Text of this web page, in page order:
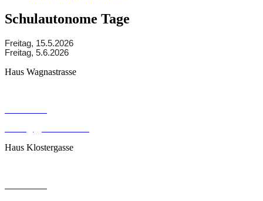
Schulautonome Tage
Freitag, 15.5.2026
Freitag, 5.6.2026
Haus Wagnastrasse
Haus Klostergasse